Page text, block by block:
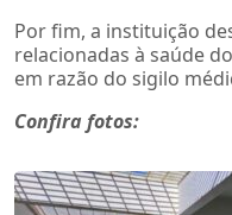
Por fim, a instituição
relacionadas à saúde
em razão do sigilo
Confira fotos: